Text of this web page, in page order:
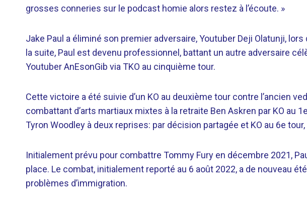
grosses conneries sur le podcast homie alors restez à l’écoute. »
Jake Paul a éliminé son premier adversaire, Youtuber Deji Olatunji, lors
la suite, Paul est devenu professionnel, battant un autre adversaire
Youtuber AnEsonGib via TKO au cinquième tour.
Cette victoire a été suivie d’un KO au deuxième tour contre l’ancien
combattant d’arts martiaux mixtes à la retraite Ben Askren par KO au
Tyron Woodley à deux reprises: par décision partagée et KO au 6e
Initialement prévu pour combattre Tommy Fury en décembre 2021,
place. Le combat, initialement reporté au 6 août 2022, a de nouveau
problèmes d’immigration.